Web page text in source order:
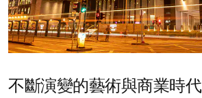
不斷演變的藝術與商業時代